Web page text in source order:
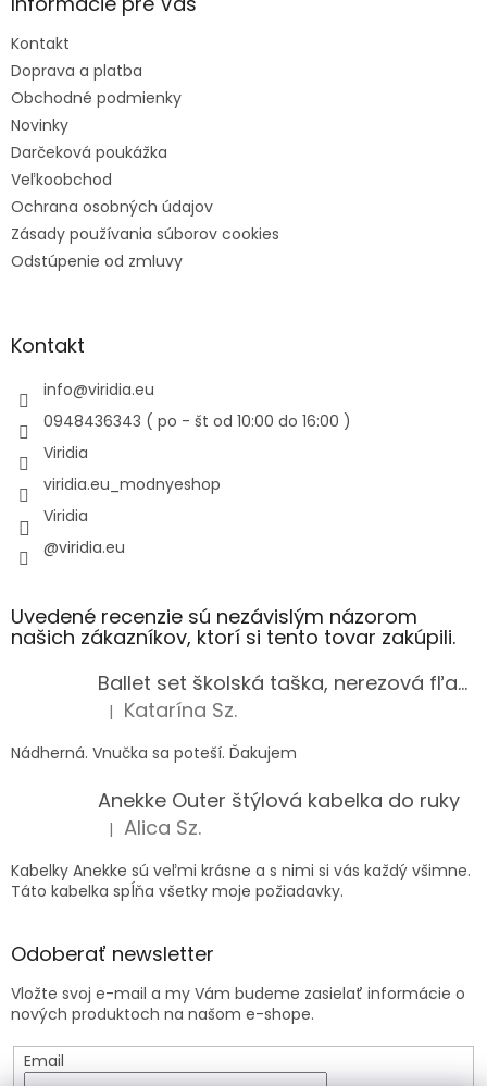
Kontakt
Doprava a platba
Obchodné podmienky
Novinky
Darčeková poukážka
Veľkoobchod
Ochrana osobných údajov
Zásady používania súborov cookies
Odstúpenie od zmluvy
Kontakt
info@viridia.eu
0948436343 ( po - št od 10:00 do 16:00 )
Viridia
viridia.eu_modnyeshop
Viridia
@viridia.eu
Uvedené recenzie sú nezávislým názorom
našich zákazníkov, ktorí si tento tovar zakúpili.
Ballet set školská taška, nerezová fľaša a plný peračník s motívom baletky pre dievča
Hodnotenie produktu je 5 z 5 hviezdičiek.
| Katarína Sz.
Nádherná. Vnučka sa poteší. Ďakujem
Anekke Outer štýlová kabelka do ruky
Hodnotenie produktu je 5 z 5 hviezdičiek.
| Alica Sz.
Kabelky Anekke sú veľmi krásne a s nimi si vás každý všimne.
Táto kabelka spĺňa všetky moje požiadavky.
Odoberať newsletter
Vložte svoj e-mail a my Vám budeme zasielať informácie o
nových produktoch na našom e-shope.
Email